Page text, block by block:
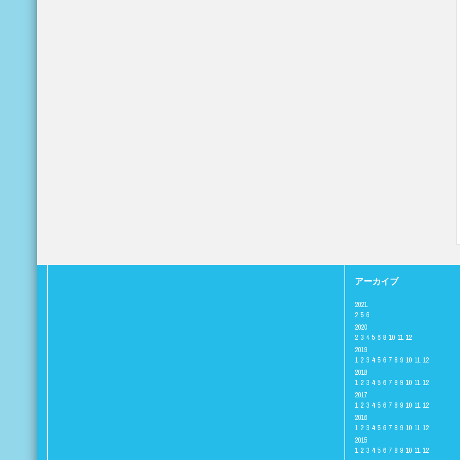
アーカイブ
2021
2 5 6
2020
2 3 4 5 6 8 10 11 12
2019
1 2 3 4 5 6 7 8 9 10 11 12
2018
1 2 3 4 5 6 7 8 9 10 11 12
2017
1 2 3 4 5 6 7 8 9 10 11 12
2016
1 2 3 4 5 6 7 8 9 10 11 12
2015
1 2 3 4 5 6 7 8 9 10 11 12